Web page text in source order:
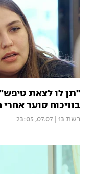
"תן לו לצאת
בוויכוח סוער
רשת 13 07.07, 23:05